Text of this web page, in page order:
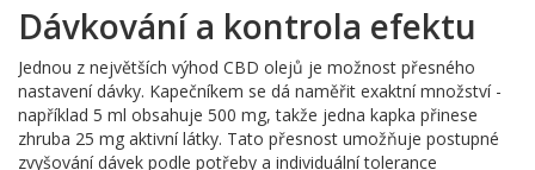
Dávkování a kontrola efektu
Jednou z největších výhod CBD olejů je možnost přesného
nastavení dávky. Kapečníkem se dá naměřit exaktní množství -
například 5 ml obsahuje 500 mg, takže jedna kapka přinese
zhruba 25 mg aktivní látky. Tato přesnost umožňuje postupné
zvyšování dávek podle potřeby a individuální tolerance